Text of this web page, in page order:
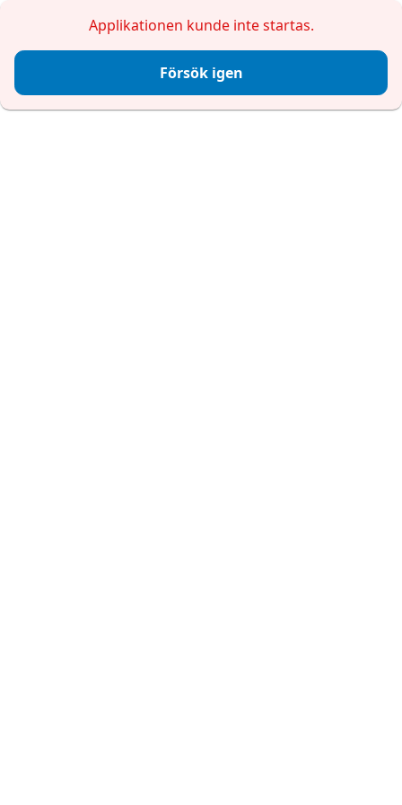
Applikationen kunde inte startas.
Försök igen